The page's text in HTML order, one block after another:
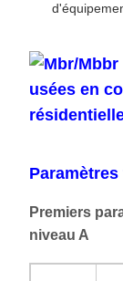
Premiers
niveau A